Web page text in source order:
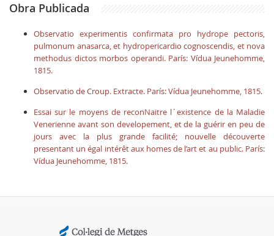
Obra Publicada
Observatio experimentis confirmata pro hydrope pectoris,
pulmonum anasarca, et hydropericardio cognoscendis, et nova
methodus dictos morbos operandi. París: Vídua Jeunehomme,
1815.
Observatio de Croup. Extracte. París: Vídua Jeunehomme, 1815.
Essai sur le moyens de reconNaitre l´existence de la Maladie
Venerienne avant son developement, et de la guérir en peu de
jours avec la plus grande facilité; nouvelle découverte
presentant un égal intérêt aux homes de l’art et au public. París:
Vídua Jeunehomme, 1815.